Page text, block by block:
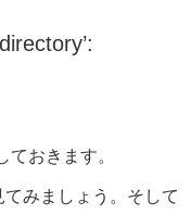
おきます。
みましょう。そして